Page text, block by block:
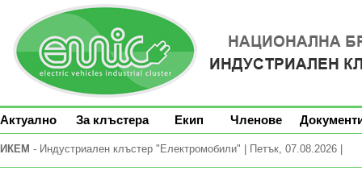
Актуално За клъстера Екип Членове
ИКЕМ - Индустриален клъстер "Електромобили" | Петък, 07.08.2026 |